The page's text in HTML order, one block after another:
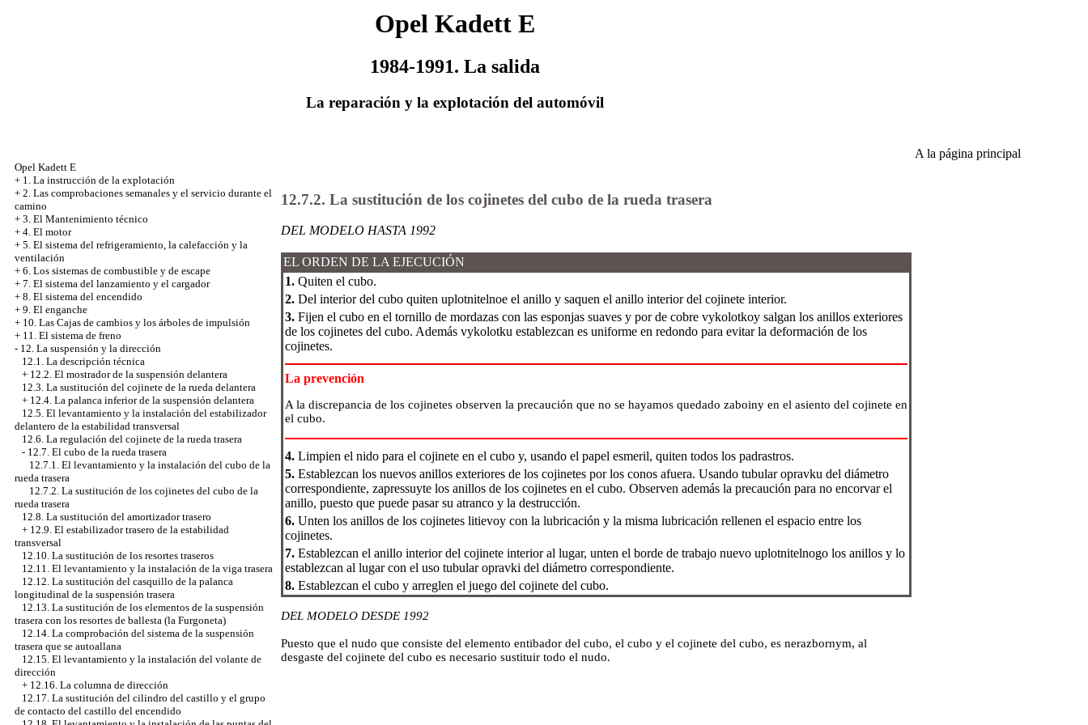
Opel Kadett E
1984-1991. La salida
La reparación y la explotación del automóvil
Opel Kadett E
+ 1. La instrucción de la explotación
+ 2. Las comprobaciones semanales y el servicio durante el
camino
+ 3. El Mantenimiento técnico
+ 4. El motor
+ 5. El sistema del refrigeramiento, la calefacción y la
ventilación
+ 6. Los sistemas de combustible y de escape
+ 7. El sistema del lanzamiento y el cargador
+ 8. El sistema del encendido
+ 9. El enganche
+ 10. Las Cajas de cambios y los árboles de impulsión
+ 11. El sistema de freno
- 12. La suspensión y la dirección
12.1. La descripción técnica
+ 12.2. El mostrador de la suspensión delantera
12.3. La sustitución del cojinete de la rueda delantera
+ 12.4. La palanca inferior de la suspensión delantera
12.5. El levantamiento y la instalación del estabilizador
delantero de la estabilidad transversal
12.6. La regulación del cojinete de la rueda trasera
- 12.7. El cubo de la rueda trasera
12.7.1. El levantamiento y la instalación del cubo de la
rueda trasera
12.7.2. La sustitución de los cojinetes del cubo de la
rueda trasera
12.8. La sustitución del amortizador trasero
+ 12.9. El estabilizador trasero de la estabilidad
transversal
12.10. La sustitución de los resortes traseros
12.11. El levantamiento y la instalación de la viga trasera
12.12. La sustitución del casquillo de la palanca
longitudinal de la suspensión trasera
12.13. La sustitución de los elementos de la suspensión
trasera con los resortes de ballesta (la Furgoneta)
12.14. La comprobación del sistema de la suspensión
trasera que se autoallana
12.15. El levantamiento y la instalación del volante de
dirección
+ 12.16. La columna de dirección
12.17. La sustitución del cilindro del castillo y el grupo
de contacto del castillo del encendido
12.7.2. La sustitución de los cojinetes del cubo de la rueda trasera
DEL MODELO HASTA 1992
EL ORDEN DE LA EJECUCIÓN
1. Quiten el cubo.
2. Del interior del cubo quiten uplotnitelnoe el anillo y saquen el anillo interior del cojinete interior.
3. Fijen el cubo en el tornillo de mordazas con las esponjas suaves y por de cobre vykolotkoy salgan los anillos exteriores
de los cojinetes del cubo. Además vykolotku establezcan es uniforme en redondo para evitar la deformación de los
cojinetes.
La prevención
A la discrepancia de los cojinetes observen la precaución que no se hayamos quedado zaboiny en el asiento del cojinete en
el cubo.
4. Limpien el nido para el cojinete en el cubo y, usando el papel esmeril, quiten todos los padrastros.
5. Establezcan los nuevos anillos exteriores de los cojinetes por los conos afuera. Usando tubular opravku del diámetro
correspondiente, zapressuyte los anillos de los cojinetes en el cubo. Observen además la precaución para no encorvar el
anillo, puesto que puede pasar su atranco y la destrucción.
6. Unten los anillos de los cojinetes litievoy con la lubricación y la misma lubricación rellenen el espacio entre los
cojinetes.
7. Establezcan el anillo interior del cojinete interior al lugar, unten el borde de trabajo nuevo uplotnitelnogo los anillos y lo
establezcan al lugar con el uso tubular opravki del diámetro correspondiente.
8. Establezcan el cubo y arreglen el juego del cojinete del cubo.
DEL MODELO DESDE 1992
Puesto que el nudo que consiste del elemento entibador del cubo, el cubo y el cojinete del cubo, es nerazbornym, al
desgaste del cojinete del cubo es necesario sustituir todo el nudo.
A la página principal